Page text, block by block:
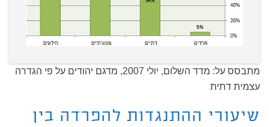
מתבסס על: מדד השלום, יולי 2007, מדגם יהודים על פי הגדרה
עצמית דתית
שיעורי ההתנגדות להפרדה בין